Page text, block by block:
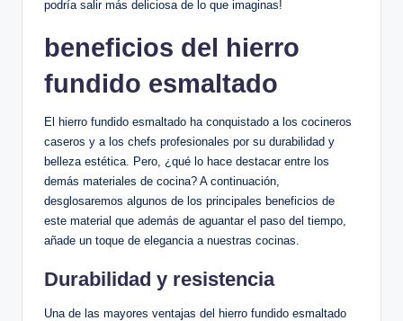
podría​ salir más deliciosa de⁢ lo que imaginas!
beneficios⁣ del hierro
fundido ‍esmaltado
El hierro fundido esmaltado ha‍ conquistado a⁣ los cocineros
caseros y a los chefs profesionales por su durabilidad y⁣
belleza estética. Pero, ¿qué lo hace destacar entre los
demás materiales de cocina? ⁣A continuación,
desglosaremos algunos‍ de los principales‍ beneficios ‍de
este material que además de aguantar el⁢ paso del tiempo,
añade un toque de⁢ elegancia a⁣ nuestras cocinas.
Durabilidad y resistencia
Una de las​ mayores ventajas del hierro fundido‌ esmaltado